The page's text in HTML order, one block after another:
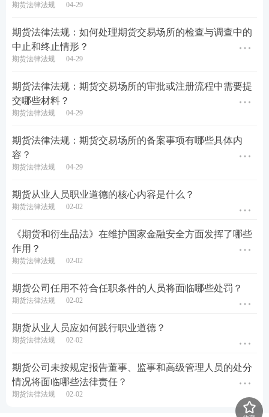
期货法律法规 04-29
期货法律法规：如何处理期货交易场所的检查与调查中的
中止和终止情形？
期货法律法规 04-29
期货法律法规：期货交易场所的审批或注册流程中需要提
交哪些材料？
期货法律法规 04-29
期货法律法规：期货交易场所的备案事项有哪些具体内
容？
期货法律法规 04-29
期货从业人员职业道德的核心内容是什么？
期货法律法规 02-02
《期货和衍生品法》在维护国家金融安全方面发挥了哪些
作用？
期货法律法规 02-02
期货公司任用不符合任职条件的人员将面临哪些处罚？
期货法律法规 02-02
期货从业人员应如何践行职业道德？
期货法律法规 02-02
期货公司未按规定报告董事、监事和高级管理人员的处分
情况将面临哪些法律责任？
期货法律法规 02-02